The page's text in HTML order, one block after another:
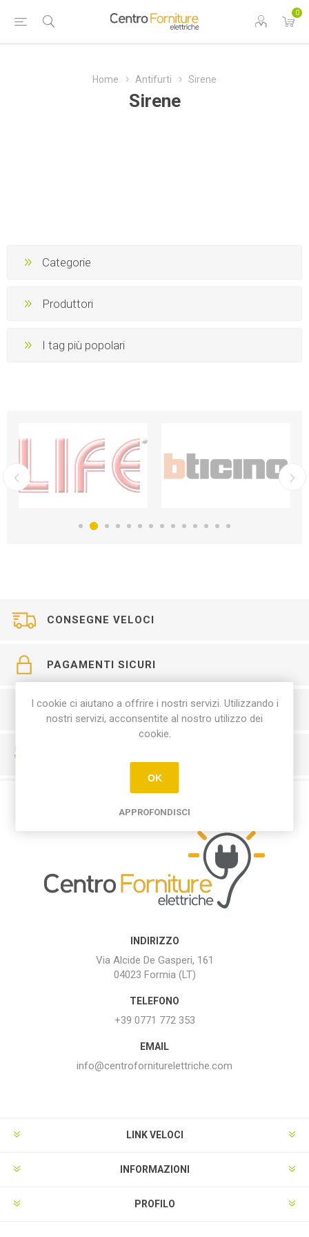
0
Home Antifurti Sirene
Sirene
Categorie
Produttori
I tag più popolari
CONSEGNE VELOCI
PAGAMENTI SICURI
SERVIZIO CLIENTI
INDIRIZZO
Via Alcide De Gasperi, 161
04023 Formia (LT)
TELEFONO
+39 0771 772 353
EMAIL
info@centroforniturelettriche.com
LINK VELOCI
INFORMAZIONI
PROFILO
I cookie ci aiutano a offrire i nostri servizi. Utilizzando i
nostri servizi, acconsentite al nostro utilizzo dei
cookie.
OK
APPROFONDISCI